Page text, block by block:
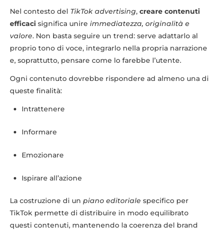
Nel contesto del TikTok advertising, creare contenuti
efficaci significa unire immediatezza, originalità e
valore. Non basta seguire un trend: serve adattarlo al
proprio tono di voce, integrarlo nella propria narrazione
e, soprattutto, pensare come lo farebbe l’utente.
Ogni contenuto dovrebbe rispondere ad almeno una di
queste finalità:
Intrattenere
Informare
Emozionare
Ispirare all’azione
La costruzione di un piano editoriale specifico per
TikTok permette di distribuire in modo equilibrato
questi contenuti, mantenendo la coerenza del brand